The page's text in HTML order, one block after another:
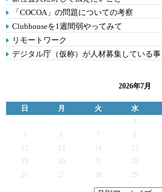
「COCOA」の問題についての考察
Clubhouseを1週間弱やってみて
リモートワーク
デジタル庁（仮称）が人材募集している
2026年7月
日 月 火 水
5
6 7
12
13 14 15
19
20 21 22
26
27 28 29